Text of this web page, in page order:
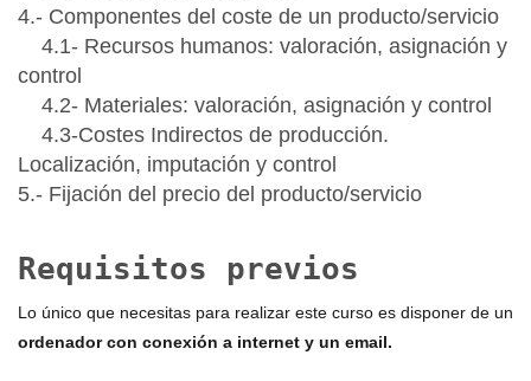
4.- Componentes del coste de un producto/servicio
4.1- Recursos humanos: valoración, asignación y
control
4.2- Materiales: valoración, asignación y control
4.3-Costes Indirectos de producción.
Localización, imputación y control
5.- Fijación del precio del producto/servicio
Requisitos previos
Lo único que necesitas para realizar este curso es disponer de un
ordenador con conexión a internet y un email.